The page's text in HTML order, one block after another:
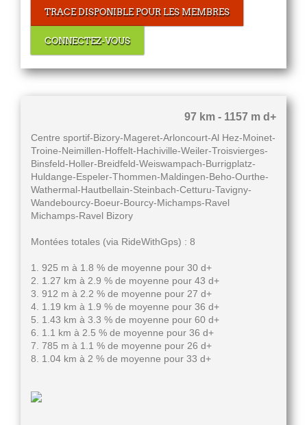
TRACE DISPONIBLE POUR LES MEMBRES
CONNECTEZ-VOUS
97 km - 1157 m d+
Centre sportif-Bizory-Mageret-Arloncourt-Al Hez-Moinet-
Troine-Neimillen-Hoffelt-Hachiville-Weiler-Troisvierges-
Binsfeld-Holler-Breidfeld-Weiswampach-Burrigplatz-
Huldange-Espeler-Thommen-Maldingen-Beho-Ourthe-
Wathermal-Hautbellain-Steinbach-Cetturu-Tavigny-
Wandebourcy-Boeur-Bourcy-Michamps-Ravel
Michamps-Ravel Bizory
Montées totales (via RideWithGps) : 8
1. 925 m à 1.8 % de moyenne pour 30 d+
2. 1.27 km à 2.9 % de moyenne pour 43 d+
3. 912 m à 2.2 % de moyenne pour 27 d+
4. 1.19 km à 1.9 % de moyenne pour 36 d+
5. 1.43 km à 3.3 % de moyenne pour 60 d+
6. 1.1 km à 2.5 % de moyenne pour 36 d+
7. 785 m à 1.1 % de moyenne pour 26 d+
8. 1.04 km à 2 % de moyenne pour 33 d+